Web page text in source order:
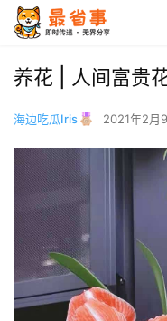
养花 | 人间富贵
海边吃瓜Iris 2021年2月